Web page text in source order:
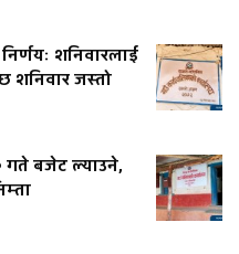
शनिवारलाई
शनिवार जस्तो
गते बजेट ल्याउने,